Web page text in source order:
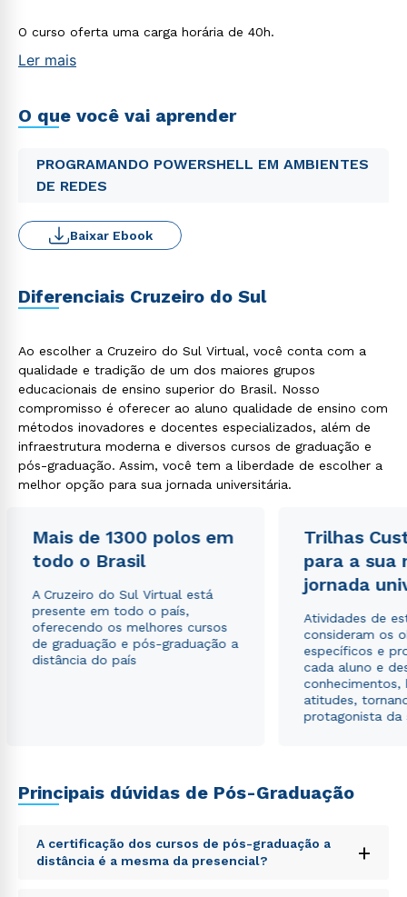
O curso oferta uma carga horária de 40h.
Ler mais
O que você vai aprender
PROGRAMANDO POWERSHELL EM AMBIENTES
DE REDES
Baixar Ebook
Diferenciais Cruzeiro do Sul
Ao escolher a Cruzeiro do Sul Virtual, você conta com a
qualidade e tradição de um dos maiores grupos
educacionais de ensino superior do Brasil. Nosso
compromisso é oferecer ao aluno qualidade de ensino com
métodos inovadores e docentes especializados, além de
infraestrutura moderna e diversos cursos de graduação e
pós-graduação. Assim, você tem a liberdade de escolher a
melhor opção para sua jornada universitária.
Mais de 1300 polos em
todo o Brasil
A Cruzeiro do Sul Virtual está
presente em todo o país,
oferecendo os melhores cursos
de graduação e pós-graduação a
distância do país
Trilhas
para a sua
jornada
Atividades de
consideram os
específicos e
cada aluno e
conhecimentos,
atitudes,
protagonista da
Principais dúvidas de Pós-Graduação
A certificação dos cursos de pós-graduação a
distância é a mesma da presencial?
+
WhatsApp
envio de conteúdos da Cruzeiro do Sul.